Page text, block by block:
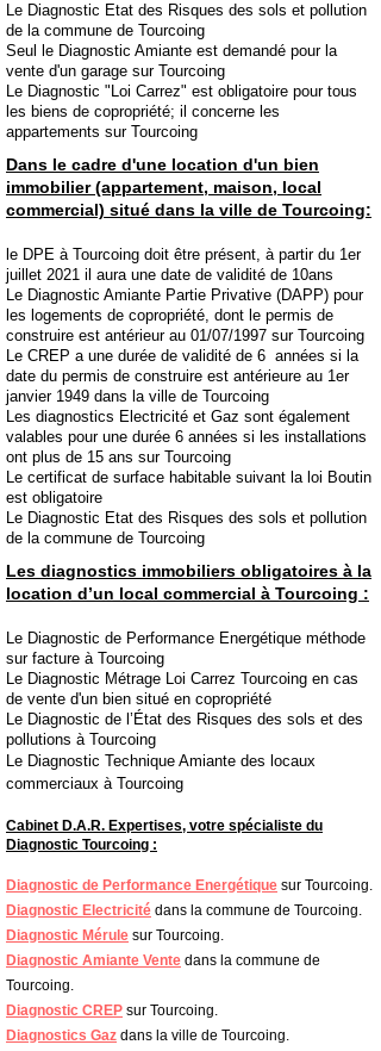
Le Diagnostic Etat des Risques des sols et pollution
de la commune de Tourcoing
Seul le Diagnostic Amiante est demandé pour la
vente d'un garage sur Tourcoing
Le Diagnostic "Loi Carrez" est obligatoire pour tous
les biens de copropriété; il concerne les
appartements sur Tourcoing
Dans le cadre d'une location d'un bien
immobilier (appartement, maison, local
commercial) situé dans la ville de Tourcoing:
​le DPE à Tourcoing doit être présent, à partir du 1er
juillet 2021 il aura une date de validité de 10ans
Le Diagnostic Amiante Partie Privative (DAPP) pour
les logements de copropriété, dont le permis de
construire est antérieur au 01/07/1997 sur Tourcoing
Le CREP a une durée de validité de 6 années si la
date du permis de construire est antérieure au 1er
janvier 1949 dans la ville de Tourcoing
Les diagnostics Electricité et Gaz sont également
valables pour une durée 6 années si les installations
ont plus de 15 ans sur Tourcoing
Le certificat de surface habitable suivant la loi Boutin
est obligatoire
Le Diagnostic Etat des Risques des sols et pollution
de la commune de Tourcoing
Les diagnostics immobiliers obligatoires à la
location d’un local commercial à Tourcoing :
Le Diagnostic de Performance Energétique méthode
sur facture à Tourcoing
Le Diagnostic Métrage Loi Carrez Tourcoing en cas
de vente d'un bien situé en copropriété
Le Diagnostic de l’État des Risques des sols et des
pollutions à Tourcoing
Le Diagnostic Technique Amiante des locaux
commerciaux à Tourcoing
Cabinet D.A.R. Expertises, votre spécialiste du
Diagnostic Tourcoing :
Diagnostic de Performance Energétique sur Tourcoing.
Diagnostic Electricité dans la commune de Tourcoing.
Diagnostic Mérule sur Tourcoing.
Diagnostic Amiante Vente dans la commune de
Tourcoing.
Diagnostic CREP sur Tourcoing.
Diagnostics Gaz dans la ville de Tourcoing.